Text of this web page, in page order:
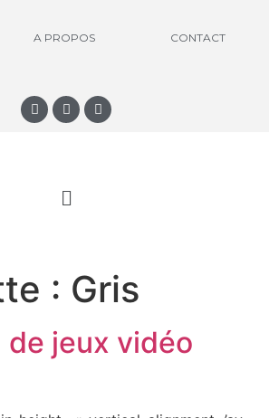
A PROPOS CONTACT
: Gris
jeux vidéo